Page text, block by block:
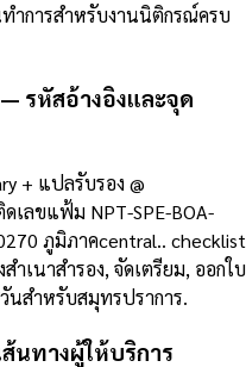
ำการสำหรับงานนิติกรณ์ครบ
รหัสอ้างอิงและจุด
+ แปลรับรอง @
เลขแฟ้ม NPT-SPE-BOA-
ภูมิภาคcentral.. checklist
เนาสำรอง, จัดเตรียม, ออกใบ
นสำหรับสมุทรปราการ.
นทางผู้ให้บริการ